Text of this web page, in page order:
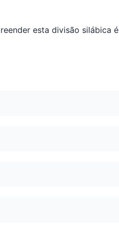
esta divisão silábica é